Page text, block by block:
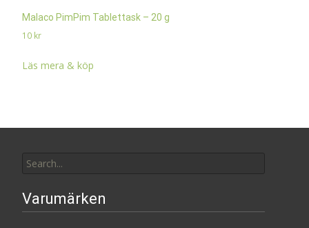
Malaco PimPim Tablettask – 20 g
10 kr
Läs mera & köp
for:
Varumärken